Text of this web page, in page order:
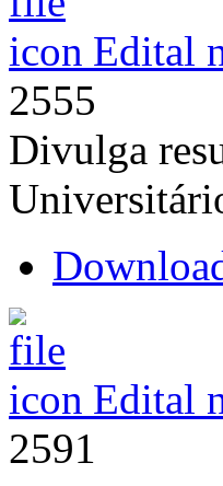
Edital
2555
Divulga
Edital
2591